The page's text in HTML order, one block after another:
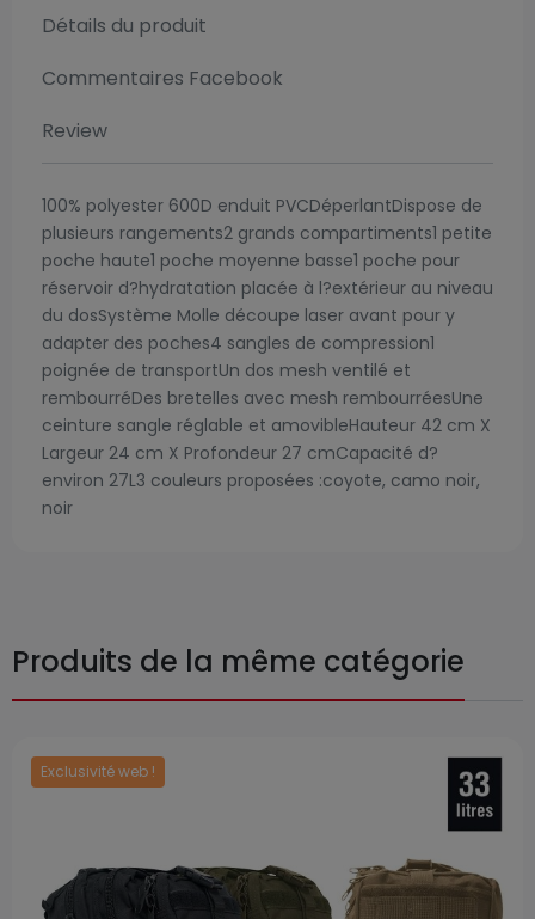
Détails du produit
Commentaires Facebook
Review
100% polyester 600D enduit PVCDéperlantDispose de
plusieurs rangements2 grands compartiments1 petite
poche haute1 poche moyenne basse1 poche pour
réservoir d?hydratation placée à l?extérieur au niveau
du dosSystème Molle découpe laser avant pour y
adapter des poches4 sangles de compression1
poignée de transportUn dos mesh ventilé et
rembourréDes bretelles avec mesh rembourréesUne
ceinture sangle réglable et amovibleHauteur 42 cm X
Largeur 24 cm X Profondeur 27 cmCapacité d?
environ 27L3 couleurs proposées :coyote, camo noir,
noir
Produits de la même catégorie
Exclusivité web !